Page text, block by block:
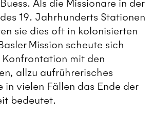
Als die Missionare in der
19. Jahrhunderts Stationen
sie dies oft in kolonisierten
Mission scheute sich
mit den
allzu aufrührerisches
in vielen Fällen das Ende der
bedeutet.